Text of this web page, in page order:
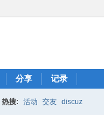
分享 记录
热搜: 活动 交友 discuz